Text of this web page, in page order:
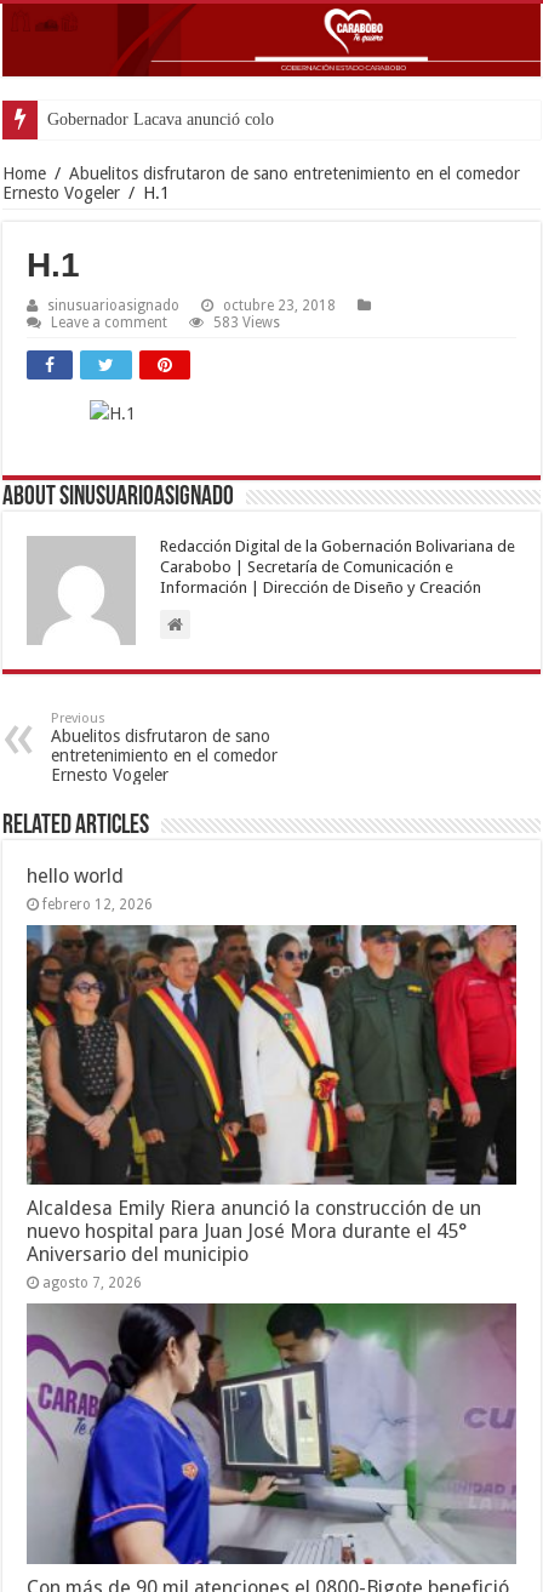
Gobernador Lacava anunció colocación de más
Home / Abuelitos disfrutaron de sano entretenimiento en el comedor
Ernesto Vogeler / H.1
H.1
sinusuarioasignado
octubre 23, 2018
Leave a comment
583 Views
About sinusuarioasignado
Redacción Digital de la Gobernación Bolivariana de
Carabobo | Secretaría de Comunicación e
Información | Dirección de Diseño y Creación
Previous
Abuelitos disfrutaron de sano
entretenimiento en el comedor
Ernesto Vogeler
Related Articles
hello world
febrero 12, 2026
Alcaldesa Emily Riera anunció la construcción de un
nuevo hospital para Juan José Mora durante el 45°
Aniversario del municipio
agosto 7, 2026